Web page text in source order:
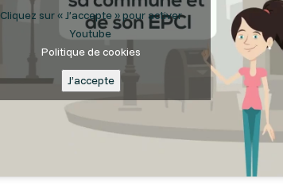
Cliquez sur « J’accepte » pour activer
Youtube
Politique de cookies
J’accepte